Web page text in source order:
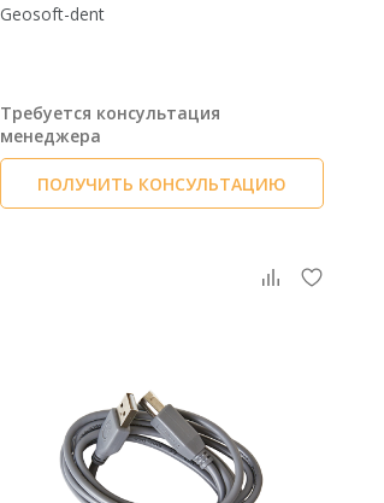
Geosoft-dent
Требуется консультация
менеджера
ПОЛУЧИТЬ КОНСУЛЬТАЦИЮ